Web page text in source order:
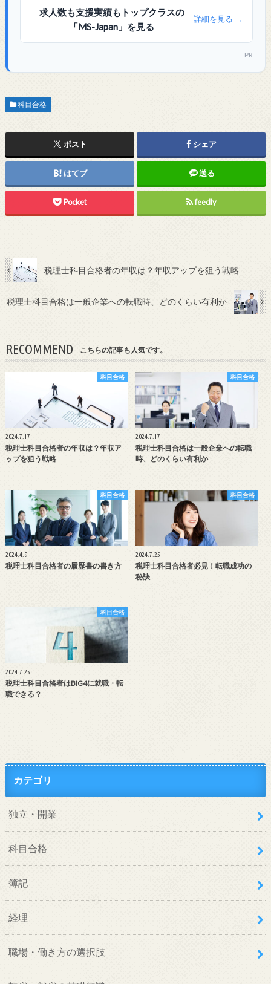
求人数も支援実績もトップクラスの
「MS-Japan」を見る
詳細を見る →
PR
科目合格
ポスト シェア
はてブ 送る
Pocket feedly
税理士科目合格者の年収は？年収アップを狙う戦略
税理士科目合格は一般企業への転職時、どのくらい有利か
RECOMMEND こちらの記事も人気です。
科目合格
2024.7.17
税理士科目合格者の年収は？年収ア
ップを狙う戦略
科目合格
2024.7.17
税理士科目合格は一般企業への転職
時、どのくらい有利か
科目合格
2024.4.9
税理士科目合格者の履歴書の書き方
科目合格
2024.7.25
税理士科目合格者必見！転職成功の
秘訣
科目合格
2024.7.25
税理士科目合格者はBIG4に就職・転
職できる？
カテゴリ
独立・開業
科目合格
簿記
経理
職場・働き方の選択肢